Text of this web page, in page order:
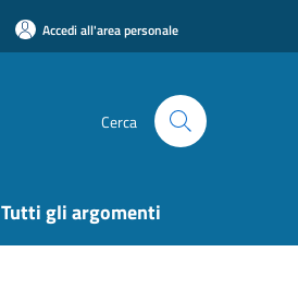
Accedi all'area personale
Cerca
Tutti gli argomenti